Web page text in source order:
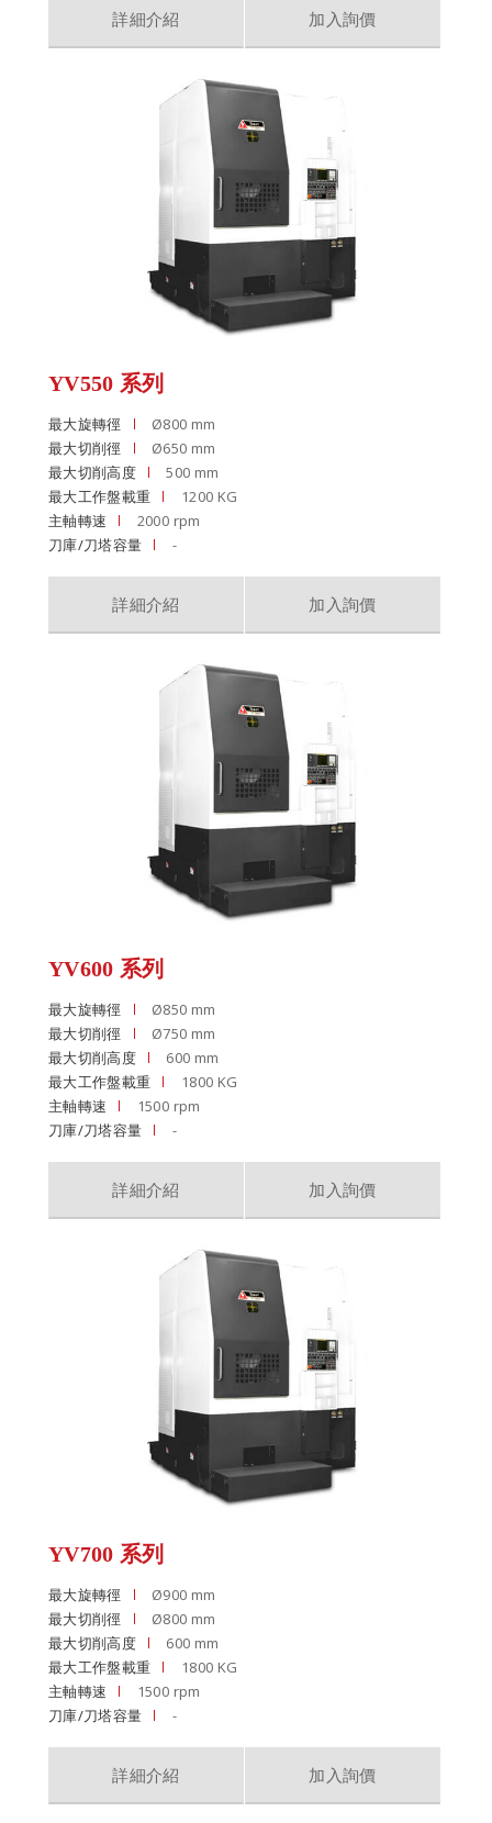
詳細介紹 加入詢價
YV550 系列
最大旋轉徑
Ø800 mm
最大切削徑
Ø650 mm
最大切削高度
500 mm
最大工作盤載重
1200 KG
主軸轉速
2000 rpm
刀庫/刀塔容量
-
詳細介紹 加入詢價
YV600 系列
最大旋轉徑
Ø850 mm
最大切削徑
Ø750 mm
最大切削高度
600 mm
最大工作盤載重
1800 KG
主軸轉速
1500 rpm
刀庫/刀塔容量
-
詳細介紹 加入詢價
YV700 系列
最大旋轉徑
Ø900 mm
最大切削徑
Ø800 mm
最大切削高度
600 mm
最大工作盤載重
1800 KG
主軸轉速
1500 rpm
刀庫/刀塔容量
-
詳細介紹 加入詢價